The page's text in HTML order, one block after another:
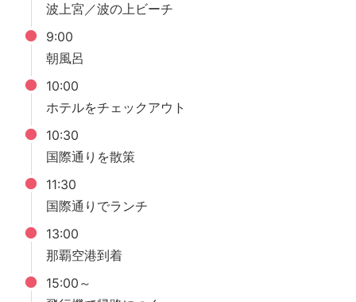
波上宮／波の上ビーチ
9:00
朝風呂
10:00
ホテルをチェックアウト
10:30
国際通りを散策
11:30
国際通りでランチ
13:00
那覇空港到着
15:00～